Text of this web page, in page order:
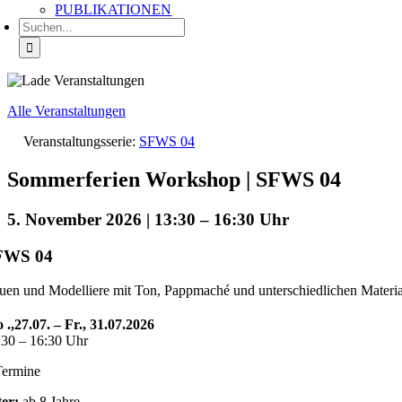
PUBLIKATIONEN
Suche
nach:
Alle Veranstaltungen
Veranstaltungsserie: SFWS 04
Sommerferien Workshop | SFWS 04
5. November 2026 | 13:30 – 16:30
04
und Modelliere mit Ton, Pappmaché und unterschiedlichen
.,27.07. – Fr., 31.07.2026
– 16:30 Uhr